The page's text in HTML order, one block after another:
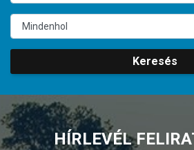
Keresés
HÍRLEVÉL